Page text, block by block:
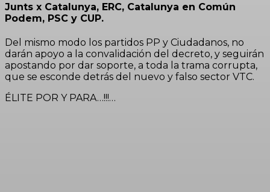
Junts x Catalunya, ERC, Catalunya en Común
Podem, PSC y CUP.
Del mismo modo los partidos PP y Ciudadanos, no
darán apoyo a la convalidación del decreto, y seguirán
apostando por dar soporte, a toda la trama corrupta,
que se esconde detrás del nuevo y falso sector VTC.
ÉLITE POR Y PARA…!!!…